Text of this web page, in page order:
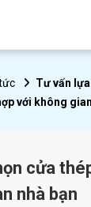
Tư vấn
với không
cửa
nhà bạn